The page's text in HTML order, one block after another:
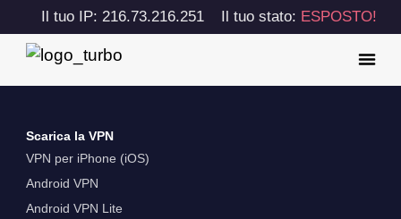
Il tuo IP: 216.73.216.251 Il tuo stato: ESPOSTO!
Scarica la VPN
VPN per iPhone (iOS)
Android VPN
Android VPN Lite